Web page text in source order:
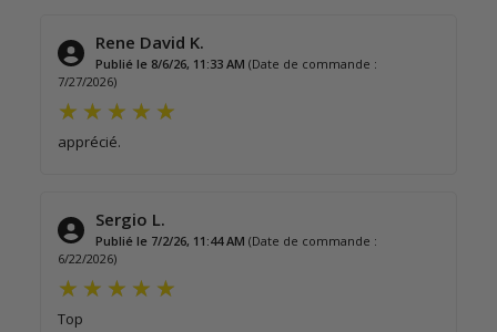
Rene David K.
Publié le 8/6/26, 11:33 AM (Date de commande :
7/27/2026)
apprécié.
Sergio L.
Publié le 7/2/26, 11:44 AM (Date de commande :
6/22/2026)
Top